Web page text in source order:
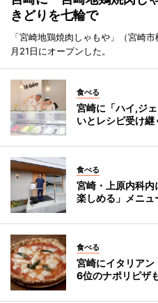
きどりを七輪で
「宮崎地鶏焼肉しゃもや」（宮崎
月21日にオープンした。
食べる
宮崎に「ハイ,ジ
いとレシピ受け継
食べる
宮崎・上原内科
楽しめる」メニュ
食べる
宮崎にイタリア
6位のナポリピザ